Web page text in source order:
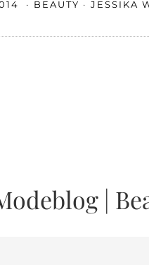
BEAUTY JESSIKA
|